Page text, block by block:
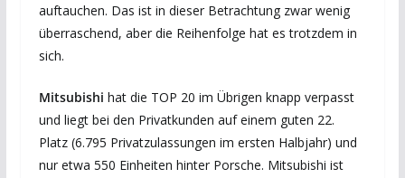
auftauchen. Das ist in dieser Betrachtung zwar wenig
überraschend, aber die Reihenfolge hat es trotzdem in
sich.
Mitsubishi hat die TOP 20 im Übrigen knapp verpasst
und liegt bei den Privatkunden auf einem guten 22.
Platz (6.795 Privatzulassungen im ersten Halbjahr) und
nur etwa 550 Einheiten hinter Porsche. Mitsubishi ist